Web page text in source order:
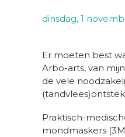
dinsdag, 1
Er moeten best
Arbo-arts, van
de vele
Praktisch-
mondmaskers